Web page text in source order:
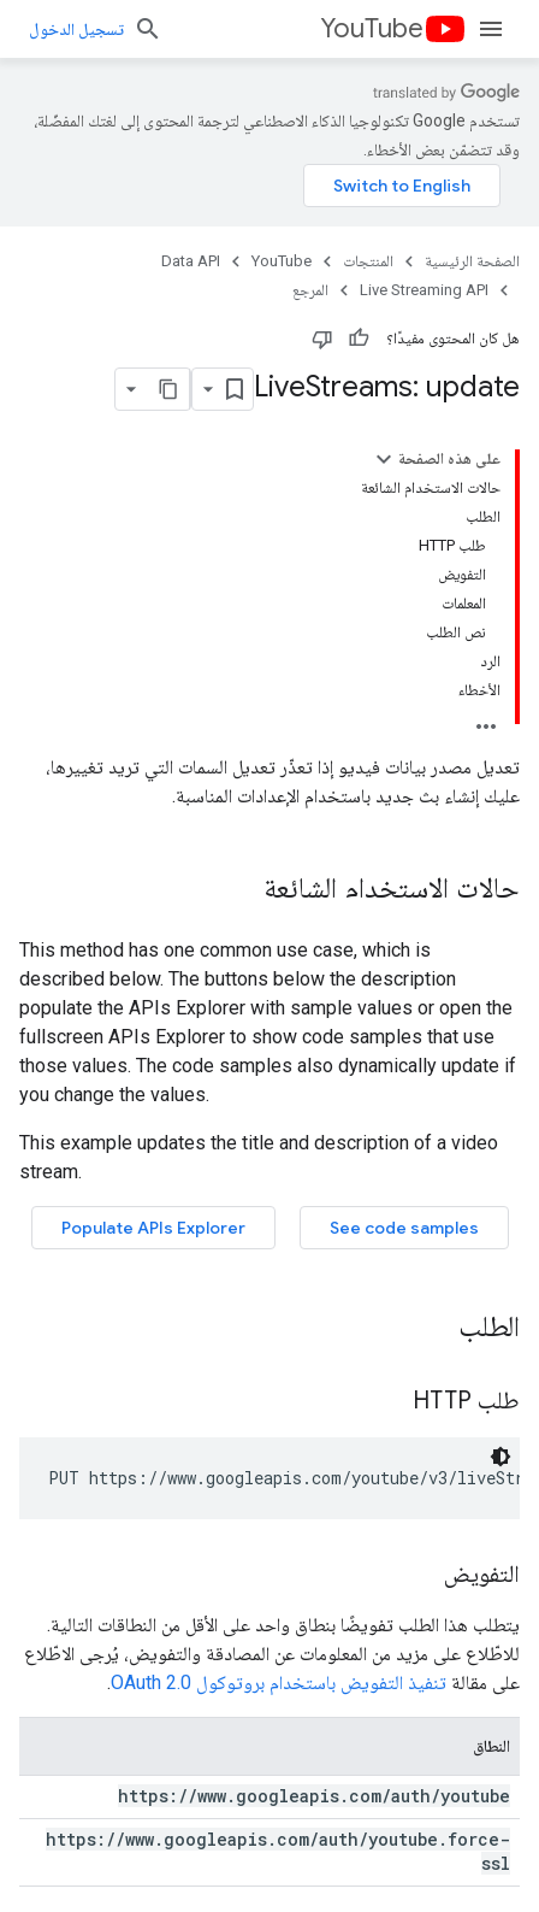
YouTube تسجيل الدخول
تستخدم Google تكنولوجيا الذكاء الاصطناعي لترجمة المحتوى إلى لغتك المفضّلة،
وقد تتضمّن بعض الأخطاء.
الصفحة الرئيسية المنتجات YouTube
Data API
Live Streaming API
المرجع
هل كان المحتوى مفيدًا؟
LiveStreams: update
على هذه الصفحة
حالات الاستخدام الشائعة
الطلب
طلب HTTP
التفويض
المعلمات
نص الطلب
الرد
الأخطاء
تعديل مصدر بيانات فيديو إذا تعذّر تعديل السمات التي تريد تغييرها،
عليك إنشاء بث جديد باستخدام الإعدادات المناسبة.
حالات الاستخدام الشائعة
الطلب
طلب HTTP
PUT https://www.googleapis.com/youtube/v3/
التفويض
يتطلب هذا الطلب تفويضًا بنطاق واحد على الأقل من النطاقات التالية.
للاطّلاع على مزيد من المعلومات عن المصادقة والتفويض، يُرجى الاطّلاع
على مقالة تنفيذ التفويض باستخدام بروتوكول OAuth 2.0 .
النطاق
https: //www. googleapis. com/auth/youtube
https: //www. googleapis. com/auth/youtube . force-
ssl